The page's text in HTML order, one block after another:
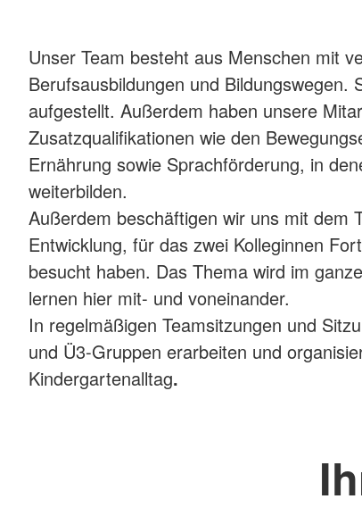
Unser Team besteht aus Menschen mit
Berufsausbildungen und Bildungswegen.
aufgestellt. Außerdem haben unsere
Zusatzqualifikationen wie den
Ernährung sowie Sprachförderung, in
weiterbilden.
Außerdem beschäftigen wir uns mit dem
Entwicklung, für das zwei Kolleginnen
besucht haben. Das Thema wird im
lernen hier mit- und voneinander.
In regelmäßigen Teamsitzungen und
und Ü3-Gruppen erarbeiten und
Kindergartenalltag.